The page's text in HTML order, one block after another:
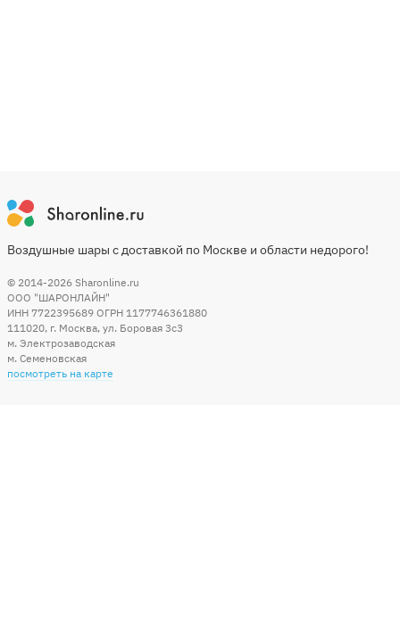
Воздушные шары с доставкой по Москве и области недорого!
© 2014-2026 Sharonline.ru
ООО "ШАРОНЛАЙН"
ИНН 7722395689 ОГРН 1177746361880
111020, г. Москва, ул. Боровая 3c3
м. Электрозаводская
м. Семеновская
посмотреть на карте